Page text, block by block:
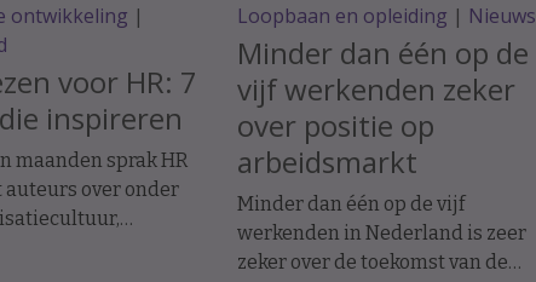
ontwikkeling |
voor HR: 7
inspireren
maanden sprak HR
over onder
Loopbaan en opleiding | Nieuws
Minder dan één op de
vijf werkenden zeker
over positie op
arbeidsmarkt
Minder dan één op de vijf
werkenden in Nederland is zeer
zeker over de toekomst van de